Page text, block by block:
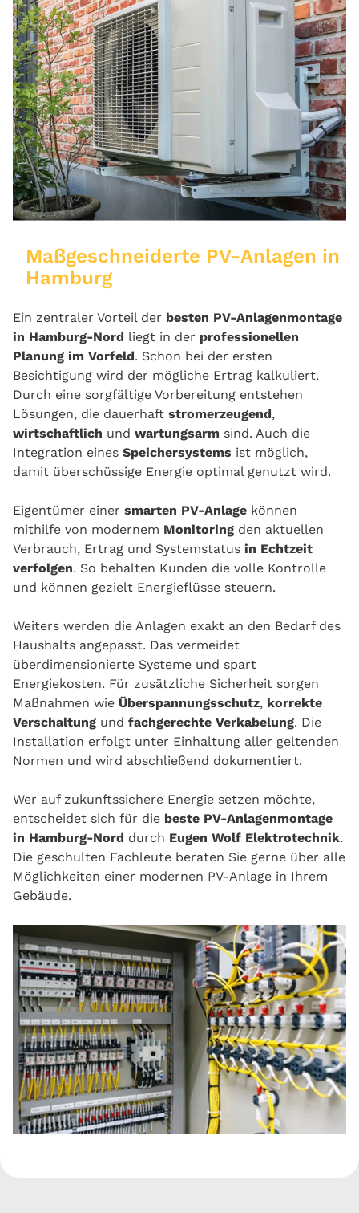
Maßgeschneiderte PV-Anlagen in
Hamburg
Ein zentraler Vorteil der besten PV-Anlagenmontage
in Hamburg-Nord liegt in der professionellen
Planung im Vorfeld. Schon bei der ersten
Besichtigung wird der mögliche Ertrag kalkuliert.
Durch eine sorgfältige Vorbereitung entstehen
Lösungen, die dauerhaft stromerzeugend,
wirtschaftlich und wartungsarm sind. Auch die
Integration eines Speichersystems ist möglich,
damit überschüssige Energie optimal genutzt wird.
Eigentümer einer smarten PV-Anlage können
mithilfe von modernem Monitoring den aktuellen
Verbrauch, Ertrag und Systemstatus in Echtzeit
verfolgen. So behalten Kunden die volle Kontrolle
und können gezielt Energieflüsse steuern.
Weiters werden die Anlagen exakt an den Bedarf des
Haushalts angepasst. Das vermeidet
überdimensionierte Systeme und spart
Energiekosten. Für zusätzliche Sicherheit sorgen
Maßnahmen wie Überspannungsschutz, korrekte
Verschaltung und fachgerechte Verkabelung. Die
Installation erfolgt unter Einhaltung aller geltenden
Normen und wird abschließend dokumentiert.
Wer auf zukunftssichere Energie setzen möchte,
entscheidet sich für die beste PV-Anlagenmontage
in Hamburg-Nord durch Eugen Wolf Elektrotechnik.
Die geschulten Fachleute beraten Sie gerne über alle
Möglichkeiten einer modernen PV-Anlage in Ihrem
Gebäude.